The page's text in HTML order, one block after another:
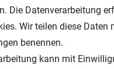
Die Datenverarbeitung
Wir teilen diese Daten
benennen.
kann mit